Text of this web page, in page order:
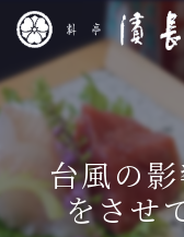
台風の
をさせ